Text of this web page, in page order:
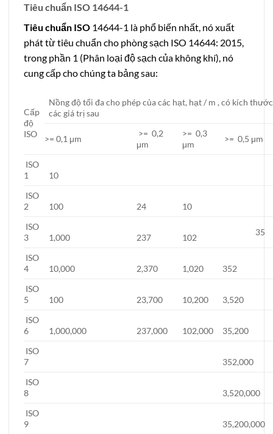
Tiêu chuẩn ISO 14644-1
Tiêu chuẩn ISO 14644-1 là phổ biến nhất, nó xuất
phát từ tiêu chuẩn cho phòng sạch ISO 14644: 2015,
trong phần 1 (Phân loại độ sạch của không khí), nó
cung cấp cho chúng ta bảng sau:
Cấp
độ
ISO
Nồng độ tối đa cho phép của các hạt, hạt / m , có kích
các giá trị sau
>= 0,1 μm
>= 0,2
μm
>= 0,3
μm
>= 0,5 μm
ISO
1
10
ISO
2
100 24
10
ISO
3
1,000 237 102
35
ISO
4
10,000 2,370 1,020
352
ISO
5
100 23,700 10,200
3,520
ISO
6
1,000,000 237,000 102,000
35,200
ISO
7
352,000
ISO
8
3,520,000
ISO
9
35,200,000